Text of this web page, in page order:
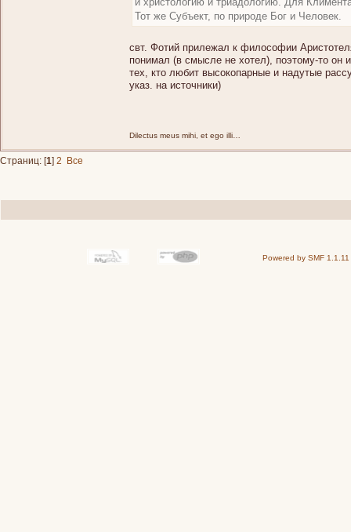
Тот же Субъект, по природе Бог и Человек.
свт. Фотий прилежал к философии
понимал (в смысле не хотел), поэтому-то
тех, кто любит высокопарные и надутые
указ. на источники)
Dilectus meus mihi, et ego illi…
Страниц: [1] 2 Все
Powered by SMF 1.1.11